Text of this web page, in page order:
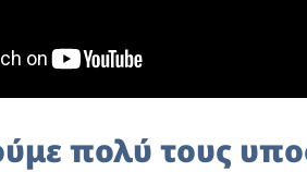
πολύ τους